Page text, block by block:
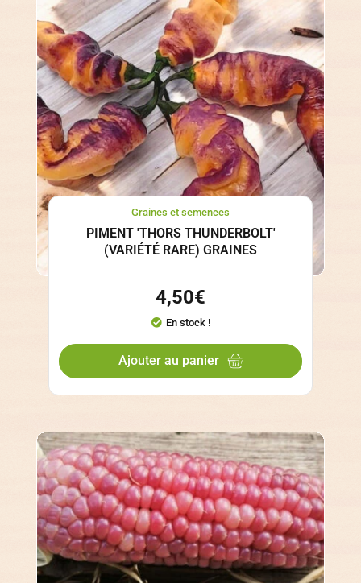
Graines et semences
PIMENT 'THORS THUNDERBOLT'
(VARIÉTÉ RARE) GRAINES
4,50€
En stock !
Ajouter au panier